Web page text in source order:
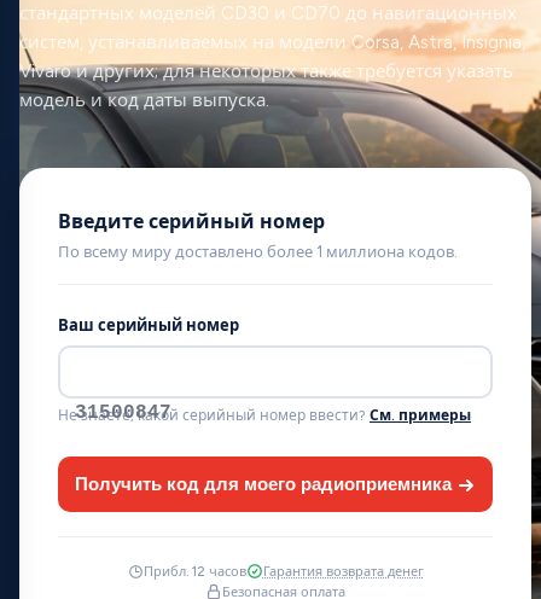
стандартных моделей CD30 и CD70 до навигационных
систем, устанавливаемых на модели Corsa, Astra, Insignia,
Vivaro и других; для некоторых также требуется указать
модель и код даты выпуска.
Введите серийный номер
По всему миру доставлено более 1 миллиона кодов.
Ваш серийный номер
31500847
Не знаете, какой серийный номер ввести? См. примеры
Получить код для моего радиоприемника
Прибл. 12 часов
Гарантия возврата денег
Безопасная оплата